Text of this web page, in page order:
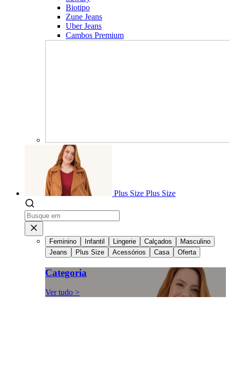
Biotipo
Zune Jeans
Uber Jeans
Cambos Premium
Plus Size Plus Size
Feminino Infantil Lingerie Calçados
Masculino
Jeans
Plus Size Acessórios Casa Oferta
Categoria
Ver tudo >